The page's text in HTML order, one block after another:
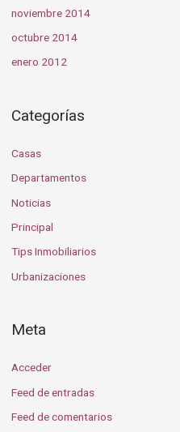
noviembre 2014
octubre 2014
enero 2012
Categorías
Casas
Departamentos
Noticias
Principal
Tips Inmobiliarios
Urbanizaciones
Meta
Acceder
Feed de entradas
Feed de comentarios